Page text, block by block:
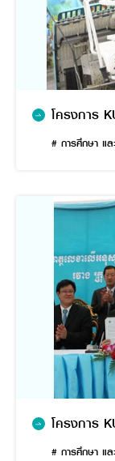
โครงการ
# การศึกษา แล
โครงการ
# การศึกษา แล